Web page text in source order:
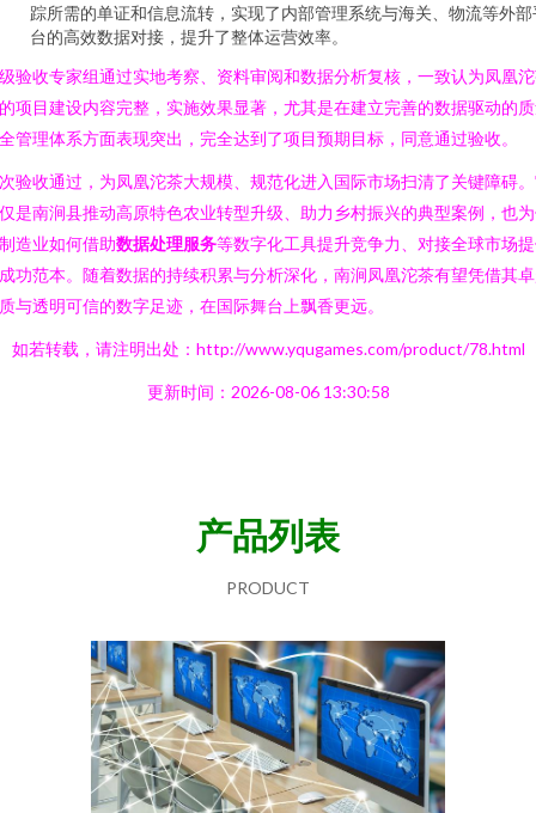
踪所需的单证和信息流转，实现了内部管理系统与海关、物流等外部
台的高效数据对接，提升了整体运营效率。
验收专家组通过实地考察、资料审阅和数据分析复核，一致认为凤凰
项目建设内容完整，实施效果显著，尤其是在建立完善的数据驱动的
管理体系方面表现突出，完全达到了项目预期目标，同意通过验收。
验收通过，为凤凰沱茶大规模、规范化进入国际市场扫清了关键障碍
是南涧县推动高原特色农业转型升级、助力乡村振兴的典型案例，也
造业如何借助数据处理服务等数字化工具提升竞争力、对接全球市场
功范本。随着数据的持续积累与分析深化，南涧凤凰沱茶有望凭借其
与透明可信的数字足迹，在国际舞台上飘香更远。
如若转载，请注明出处：http://www.yqugames.com/product/78.html
更新时间：2026-08-06 13:30:58
产品列表
PRODUCT